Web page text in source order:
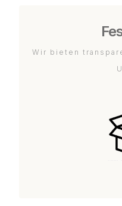
Wir bieten